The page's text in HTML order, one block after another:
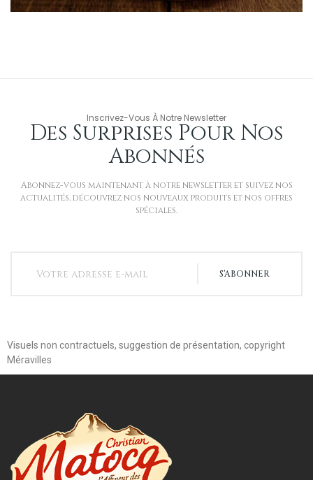
Inscrivez-Vous À Notre Newsletter
Des Surprises Pour Nos
Abonnés
Abonnez-vous maintenant à notre newsletter et suivez nos
actualités, découvrez nos nouveaux produits et nos offres
spéciales.
S’ABONNER
Visuels non contractuels, suggestion de présentation, copyright
Méravilles